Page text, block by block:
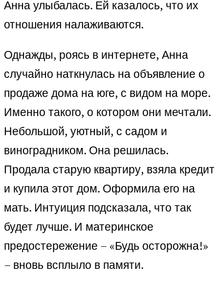
Анна улыбалась. Ей казалось, что их
отношения налаживаются.
Однажды, роясь в интернете, Анна
случайно наткнулась на объявление о
продаже дома на юге, с видом на море.
Именно такого, о котором они мечтали.
Небольшой, уютный, с садом и
виноградником. Она решилась.
Продала старую квартиру, взяла кредит
и купила этот дом. Оформила его на
мать. Интуиция подсказала, что так
будет лучше. И материнское
предостережение – «Будь осторожна!»
– вновь всплыло в памяти.